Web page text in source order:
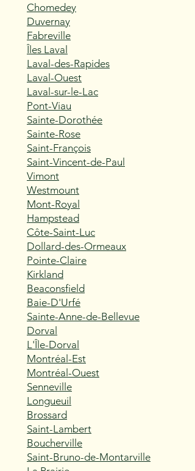
Chomedey
Duvernay
Fabreville
Îles Laval
Laval-des-Rapides
Laval-Ouest
Laval-sur-le-Lac
Pont-Viau
Sainte-Dorothée
Sainte-Rose
Saint-François
Saint-Vincent-de-Paul
Vimont
Westmount
Mont-Royal
Hampstead
Côte-Saint-Luc
Dollard-des-Ormeaux
Pointe-Claire
Kirkland
Beaconsfield
Baie-D'Urfé
Sainte-Anne-de-Bellevue
Dorval
L'Île-Dorval
Montréal-Est
Montréal-Ouest
Senneville
Longueuil
Brossard
Saint-Lambert
Boucherville
Saint-Bruno-de-Montarville